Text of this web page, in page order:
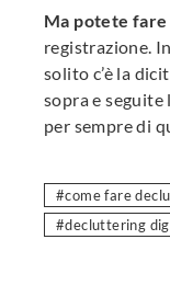
Ma potete fare
registrazione.
solito c’è la
sopra e
per sempre di
come fare
decluttering